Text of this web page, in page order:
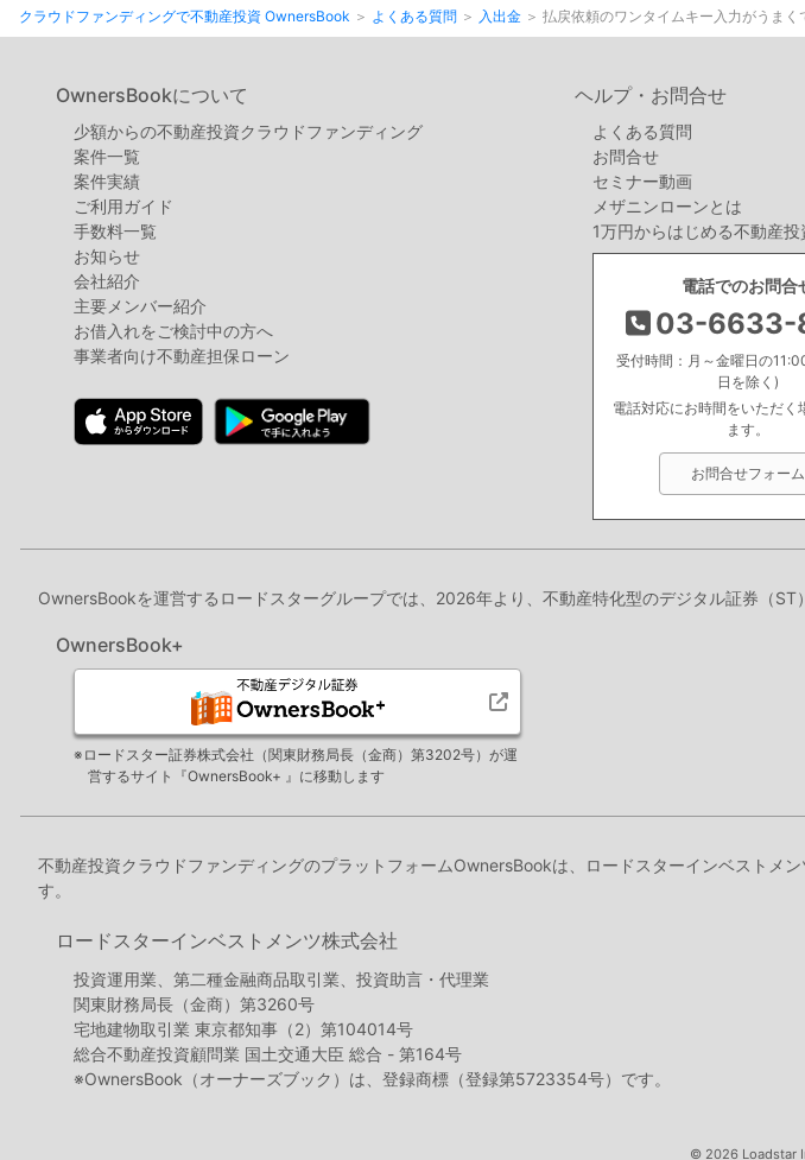
クラウドファンディングで不動産投資 OwnersBook よくある質問 入出金 払戻依頼のワンタイムキー入力がうまく
OwnersBookについて
少額からの不動産投資クラウドファンディング
案件⼀覧
案件実績
ご利用ガイド
手数料一覧
お知らせ
会社紹介
主要メンバー紹介
お借入れをご検討中の方へ
事業者向け不動産担保ローン
ヘルプ・お問合せ
よくある質問
お問合せ
セミナー動画
メザニンローンとは
1万円からはじめる不動産投
電話でのお問合
03-6633-
受付時間：月～金曜日の
日を除く)
電話対応にお時間をいただく
ます。
お問合せフォーム
OwnersBookを運営するロードスターグループでは、2026年より、不動産特化型のデジタル証券（ST
OwnersBook+
※ロードスター証券株式会社（関東財務局長（金商）第3202号）が運
営するサイト『OwnersBook+ 』に移動します
不動産投資クラウドファンディングのプラットフォームOwnersBookは、ロードスターインベストメ
す。
ロードスターインベストメンツ株式会社
投資運用業、第二種金融商品取引業、投資助言・代理業
関東財務局長（金商）第3260号
宅地建物取引業 東京都知事（2）第104014号
総合不動産投資顧問業 国土交通大臣 総合 - 第164号
※OwnersBook（オーナーズブック）は、登録商標（登録第5723354号）です。
© 2026 Loadstar